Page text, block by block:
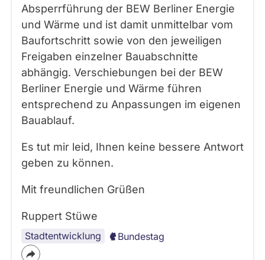
Absperrführung der BEW Berliner Energie
und Wärme und ist damit unmittelbar vom
Baufortschritt sowie von den jeweiligen
Freigaben einzelner Bauabschnitte
abhängig. Verschiebungen bei der BEW
Berliner Energie und Wärme führen
entsprechend zu Anpassungen im eigenen
Bauablauf.
Es tut mir leid, Ihnen keine bessere Antwort
geben zu können.
Mit freundlichen Grüßen
Ruppert Stüwe
Stadtentwicklung Bundestag